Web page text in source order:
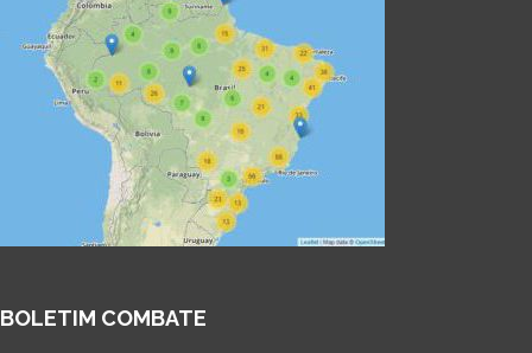
BOLETIM COMBATE